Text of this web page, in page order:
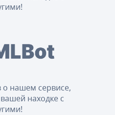
о нашем сервисе,
находке с